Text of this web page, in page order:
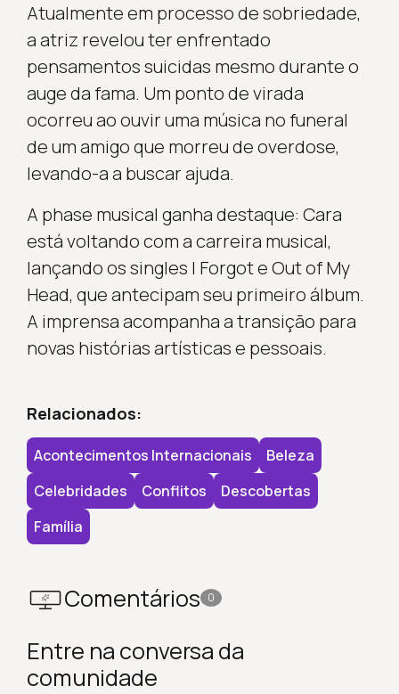
Atualmente em processo de sobriedade,
a atriz revelou ter enfrentado
pensamentos suicidas mesmo durante o
auge da fama. Um ponto de virada
ocorreu ao ouvir uma música no funeral
de um amigo que morreu de overdose,
levando-a a buscar ajuda.
A phase musical ganha destaque: Cara
está voltando com a carreira musical,
lançando os singles I Forgot e Out of My
Head, que antecipam seu primeiro álbum.
A imprensa acompanha a transição para
novas histórias artísticas e pessoais.
Relacionados:
Acontecimentos Internacionais
Beleza
Celebridades
Conflitos
Descobertas
Família
Comentários 0
Entre na conversa da
comunidade